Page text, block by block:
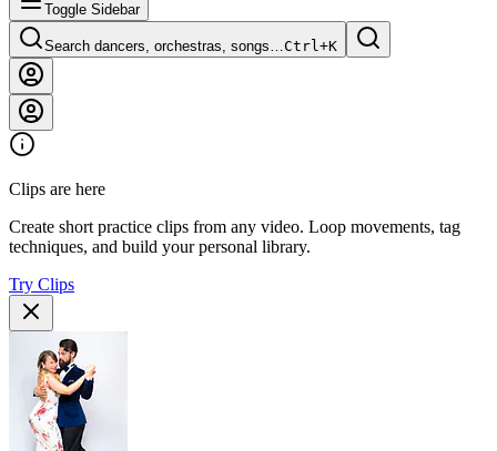
Toggle Sidebar
Search dancers, orchestras, songs…Ctrl+K
Clips are here
Create short practice clips from any video. Loop movements, tag
techniques, and build your personal library.
Try Clips